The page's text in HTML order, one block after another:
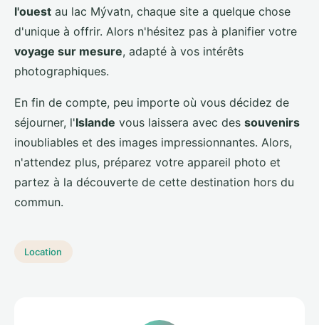
l'ouest au lac Mývatn, chaque site a quelque chose
d'unique à offrir. Alors n'hésitez pas à planifier votre
voyage sur mesure, adapté à vos intérêts
photographiques.
En fin de compte, peu importe où vous décidez de
séjourner, l'Islande vous laissera avec des souvenirs
inoubliables et des images impressionnantes. Alors,
n'attendez plus, préparez votre appareil photo et
partez à la découverte de cette destination hors du
commun.
Location